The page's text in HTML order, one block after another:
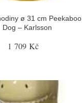
ø 31 cm Peekaboo
Dog – Karlsson
1 709 Kč